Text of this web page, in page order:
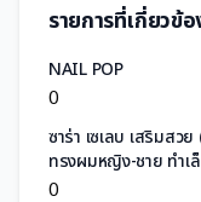
รายการที่เกี่ยวข้
NAIL POP
0
ซาร่า เซเลบ เสริมสว
ทรงผมหญิง-ชาย ทำเ
0